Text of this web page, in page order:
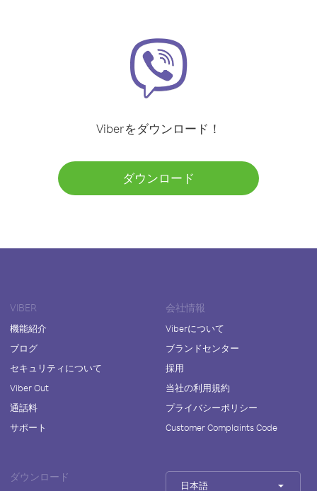
Viberをダウンロード！
ダウンロード
VIBER
機能紹介
ブログ
セキュリティについて
Viber Out
通話料
サポート
会社情報
Viberについて
ブランドセンター
採用
当社の利用規約
プライバシーポリシー
Customer Complaints Code
ダウンロード
日本語